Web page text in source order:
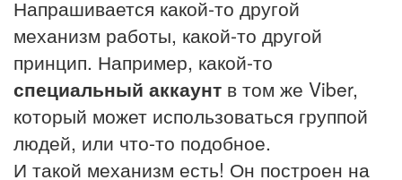
Напрашивается какой-то другой
механизм работы, какой-то другой
принцип. Например, какой-то
специальный аккаунт в том же Viber,
который может использоваться группой
людей, или что-то подобное.
И такой механизм есть! Он построен на